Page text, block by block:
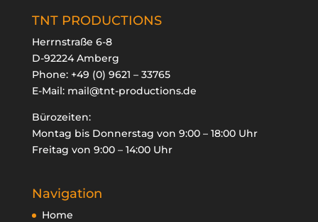
TNT PRODUCTIONS
Herrnstraße 6-8
D-92224 Amberg
Phone: +49 (0) 9621 – 33765
E-Mail: mail@tnt-productions.de
Bürozeiten:
Montag bis Donnerstag von 9:00 – 18:00 Uhr
Freitag von 9:00 – 14:00 Uhr
Navigation
Home